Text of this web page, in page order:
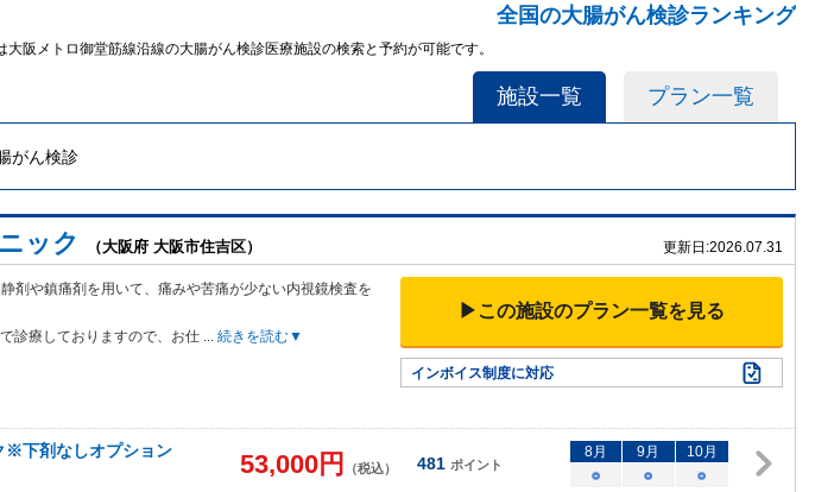
全国の大腸がん検診ランキング
阪メトロ御堂筋線沿線の大腸がん検診医療施設の検索と予約が可能です。
施設一覧 プラン一覧
がん検診
ック （大阪府 大阪市住吉区） 更新日:2026.07.31
剤や鎮痛剤を用いて、痛みや苦痛が少ない内視鏡検査を
診療しておりますので、お仕 ... 続きを読む▼
▶この施設のプラン一覧を見る
インボイス制度に対応
※下剤なしオプション
53,000円 （税込） 481 ポイント
8月 9月 10月
○
○ ○